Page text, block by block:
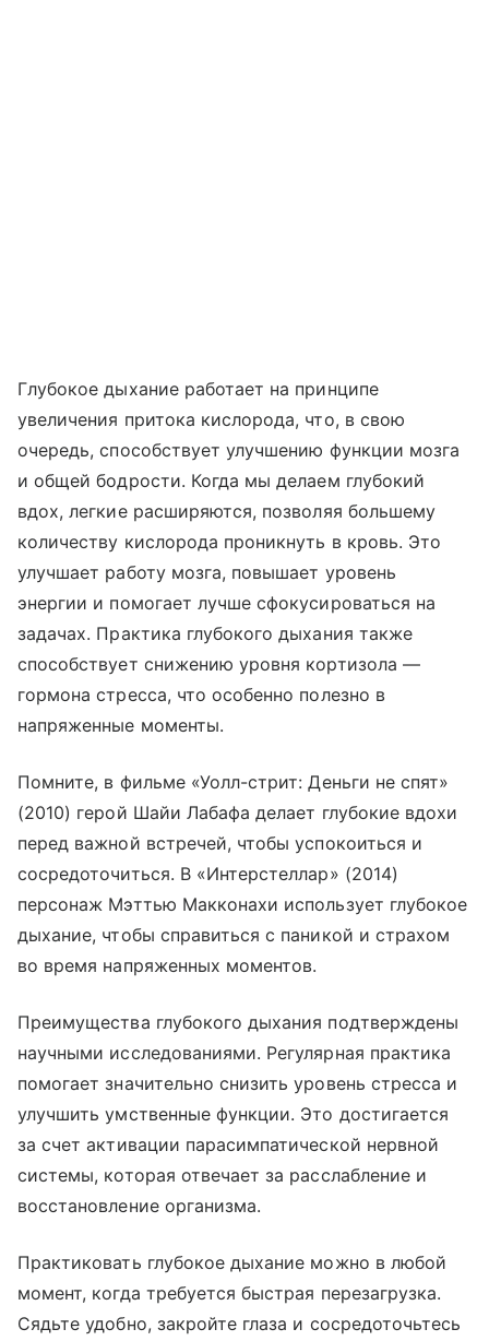
Глубокое дыхание работает на принципе
увеличения притока кислорода, что, в свою
очередь, способствует улучшению функции мозга
и общей бодрости. Когда мы делаем глубокий
вдох, легкие расширяются, позволяя большему
количеству кислорода проникнуть в кровь. Это
улучшает работу мозга, повышает уровень
энергии и помогает лучше сфокусироваться на
задачах. Практика глубокого дыхания также
способствует снижению уровня кортизола —
гормона стресса, что особенно полезно в
напряженные моменты.
Помните, в фильме «Уолл-стрит: Деньги не спят»
(2010) герой Шайи Лабафа делает глубокие вдохи
перед важной встречей, чтобы успокоиться и
сосредоточиться. В «Интерстеллар» (2014)
персонаж Мэттью Макконахи использует глубокое
дыхание, чтобы справиться с паникой и страхом
во время напряженных моментов.
Преимущества глубокого дыхания подтверждены
научными исследованиями. Регулярная практика
помогает значительно снизить уровень стресса и
улучшить умственные функции. Это достигается
за счет активации парасимпатической нервной
системы, которая отвечает за расслабление и
восстановление организма.
Практиковать глубокое дыхание можно в любой
момент, когда требуется быстрая перезагрузка.
Сядьте удобно, закройте глаза и сосредоточьтесь